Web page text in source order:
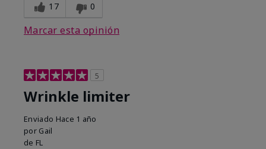
17 0
Marcar esta opinión
5
Wrinkle limiter
Enviado Hace 1 año
por Gail
de FL